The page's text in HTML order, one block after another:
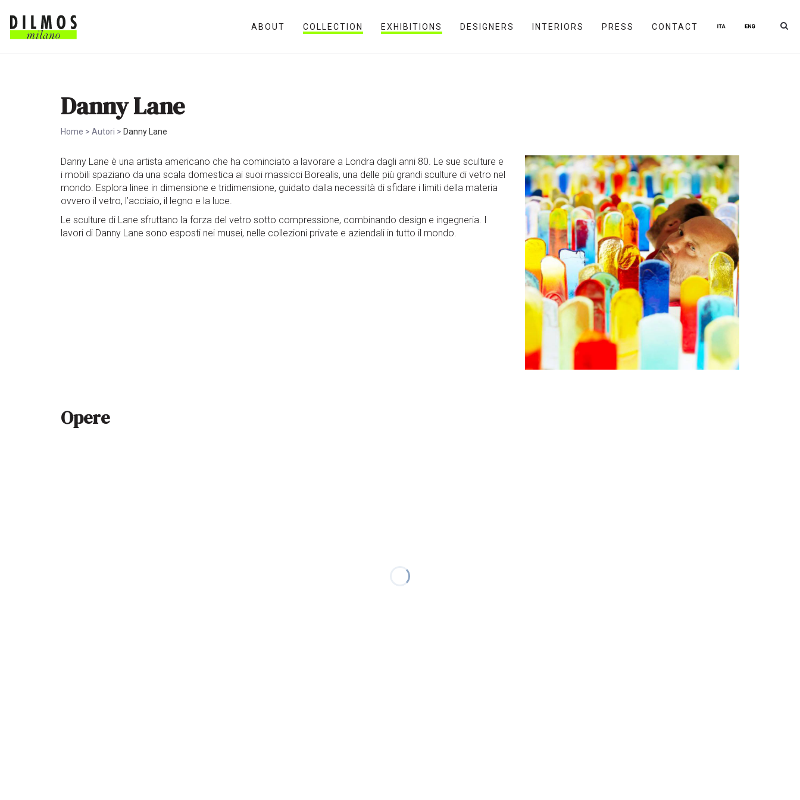
ABOUT COLLECTION EXHIBITIONS DESIGNERS INTERIORS PRESS CONTACT
Danny Lane
Home > Autori > Danny Lane
Danny Lane è una artista americano che ha cominciato a lavorare a Londra dagli anni 80. Le sue sculture e
i mobili spaziano da una scala domestica ai suoi massicci Borealis, una delle più grandi sculture di vetro nel
mondo. Esplora linee in dimensione e tridimensione, guidato dalla necessità di sfidare i limiti della materia
ovvero il vetro, l’acciaio, il legno e la luce.
Le sculture di Lane sfruttano la forza del vetro sotto compressione, combinando design e ingegneria. I
lavori di Danny Lane sono esposti nei musei, nelle collezioni private e aziendali in tutto il mondo.
Opere